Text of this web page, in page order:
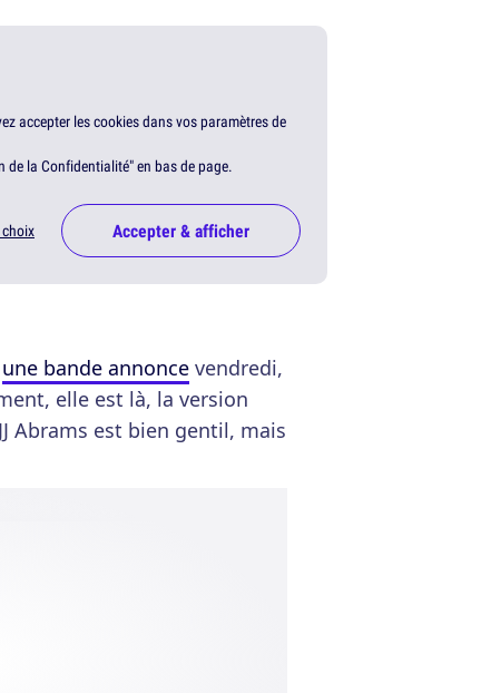
accepter les cookies dans vos paramètres de
de la Confidentialité" en bas de page.
choix Accepter & afficher
une bande annonce vendredi,
elle est là, la version
Abrams est bien gentil, mais